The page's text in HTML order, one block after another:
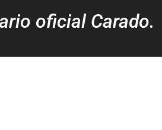
oficial Carado.